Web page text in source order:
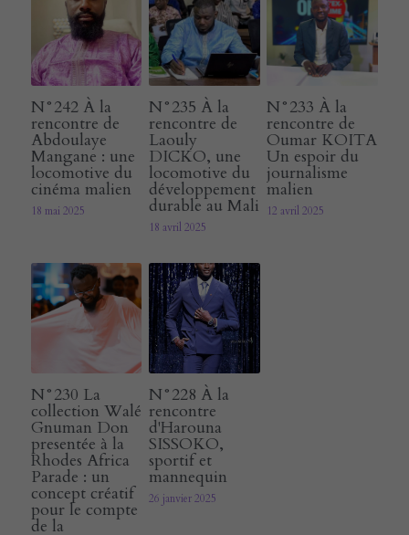
N°242 À la
rencontre de
Abdoulaye
Mangane : une
locomotive du
cinéma malien
18 mai 2025
N°235 À la
rencontre de
Laouly
DICKO, une
locomotive du
développement
durable au Mali
18 avril 2025
N°233 À la
rencontre de
Oumar KOITA
Un espoir du
journalisme
malien
12 avril 2025
N°230 La
collection Walé
Gnuman Don
presentée à la
Rhodes Africa
Parade : un
concept créatif
pour le compte
de la
N°228 À la
rencontre
d'Harouna
SISSOKO,
sportif et
mannequin
26 janvier 2025